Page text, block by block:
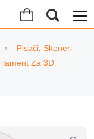
Pisači, Skeneri
Za 3D